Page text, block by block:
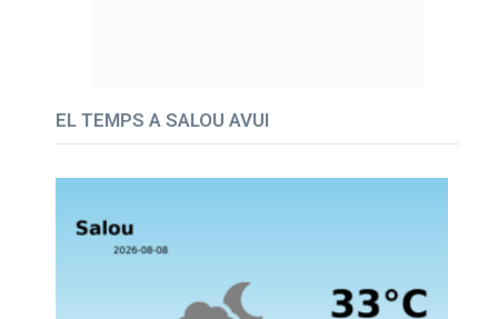
EL TEMPS A SALOU AVUI